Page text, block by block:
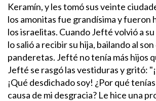
Keramín, y les tomó sus veinte
los amonitas fue grandísima y fueron
los israelitas. Cuando Jefté volvió a
lo salió a recibir su hija, bailando al son
panderetas. Jefté no tenía más hijos
Jefté se rasgó las vestiduras y gritó:
¡Qué desdichado soy! ¿Por qué
causa de mi desgracia? Le hice una